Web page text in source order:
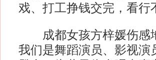
戏、打工挣钱交完，看行
成都女孩方梓媛伤感
我们是舞蹈演员、影视演